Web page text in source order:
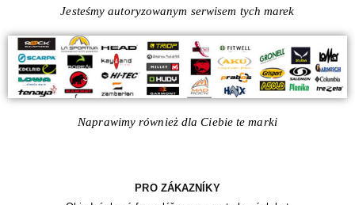
Jesteśmy autoryzowanym serwisem tych marek
Naprawimy również dla Ciebie te marki
PRO ZÁKAZNÍKY